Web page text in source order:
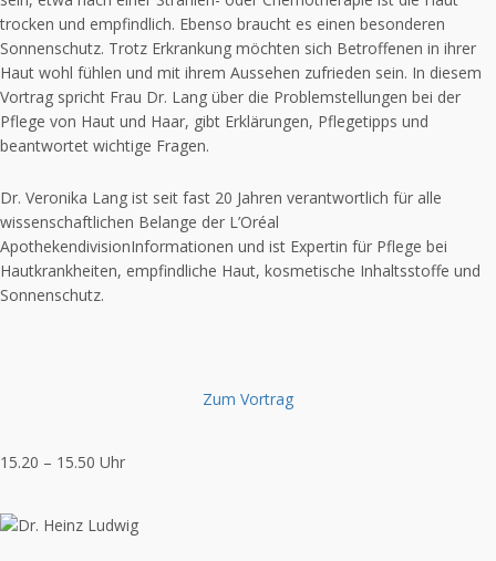
trocken und empfindlich. Ebenso braucht es einen besonderen
Sonnenschutz. Trotz Erkrankung möchten sich Betroffenen in ihrer
Haut wohl fühlen und mit ihrem Aussehen zufrieden sein. In diesem
Vortrag spricht Frau Dr. Lang über die Problemstellungen bei der
Pflege von Haut und Haar, gibt Erklärungen, Pflegetipps und
beantwortet wichtige Fragen.
Dr. Veronika Lang ist seit fast 20 Jahren verantwortlich für alle
wissenschaftlichen Belange der L’Oréal
ApothekendivisionInformationen und ist Expertin für Pflege bei
Hautkrankheiten, empfindliche Haut, kosmetische Inhaltsstoffe und
Sonnenschutz.
Zum Vortrag
15.20 – 15.50 Uhr